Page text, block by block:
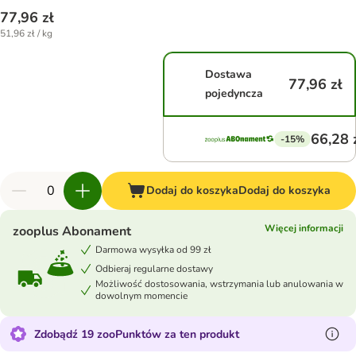
77,96 zł
51,96 zł / kg
Dostawa
pojedyncza
77,96 zł
-15% 66,28
Dodaj do koszykaDodaj do koszyka
zooplus Abonament
Więcej informacji
Darmowa wysyłka od 99 zł
Odbieraj regularne dostawy
Możliwość dostosowania, wstrzymania lub anulowania w
dowolnym momencie
Zdobądź 19 zooPunktów za ten produkt